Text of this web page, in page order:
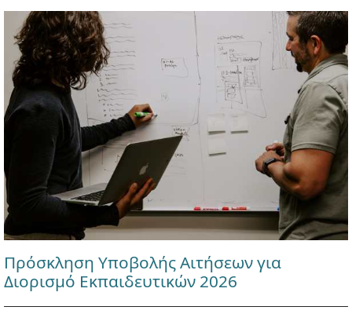
Πρόσκληση Υποβολής Αιτήσεων για
Διορισμό Εκπαιδευτικών 2026